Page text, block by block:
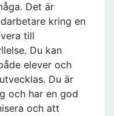
Det är
kring en
till
Du kan
elever och
Du är
och har en god
och att